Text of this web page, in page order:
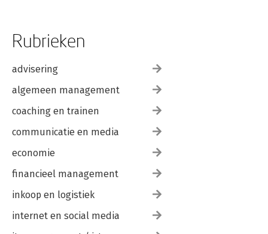
Rubrieken
advisering
algemeen management
coaching en trainen
communicatie en media
economie
financieel management
inkoop en logistiek
internet en social media